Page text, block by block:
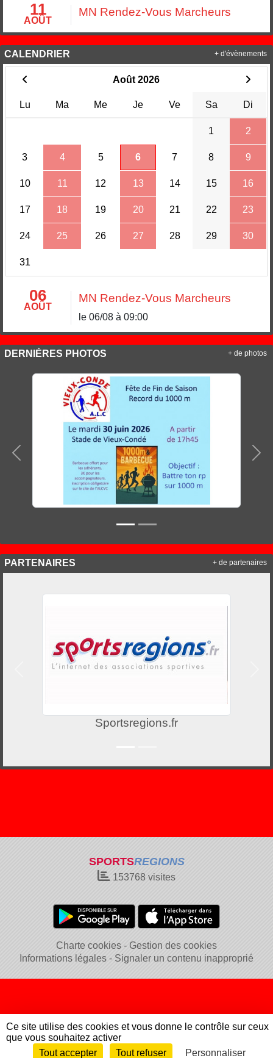
11
AOÛT
MN Rendez-Vous Marcheurs
CALENDRIER
Août 2026
Lu Ma Me Je Ve Sa Di
1 2
3 4 5 6 7 8 9
10 11 12 13 14 15 16
17 18 19 20 21 22 23
24 25 26 27 28 29 30
31
06
AOÛT
MN Rendez-Vous Marcheurs
le 06/08 à 09:00
+ d'évènements
DERNIÈRES PHOTOS
Précedent
+ de photos
PARTENAIRES + de partenaires
SPORTSREGIONS
153768 visites
Charte cookies
Gestion des cookies
Informations légales
Signaler un contenu inapproprié
Envie de participer ? Connexion
Ce site utilise des cookies et vous donne le contrôle sur ceux
que vous souhaitez activer
Tout accepter
Tout refuser Personnaliser